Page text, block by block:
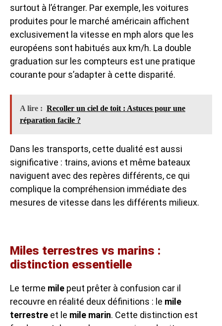
surtout à l’étranger. Par exemple, les voitures
produites pour le marché américain affichent
exclusivement la vitesse en mph alors que les
européens sont habitués aux km/h. La double
graduation sur les compteurs est une pratique
courante pour s’adapter à cette disparité.
A lire : Recoller un ciel de toit : Astuces pour une
réparation facile ?
Dans les transports, cette dualité est aussi
significative : trains, avions et même bateaux
naviguent avec des repères différents, ce qui
complique la compréhension immédiate des
mesures de vitesse dans les différents milieux.
Miles terrestres vs marins :
distinction essentielle
Le terme mile peut prêter à confusion car il
recouvre en réalité deux définitions : le mile
terrestre et le mile marin. Cette distinction est